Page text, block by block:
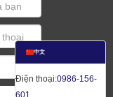
中文
Điện thoại:0986-156-
601